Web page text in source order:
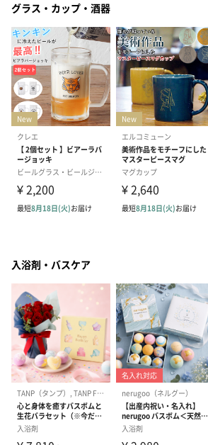
グラス・カップ・酒器
入浴剤・バスケア